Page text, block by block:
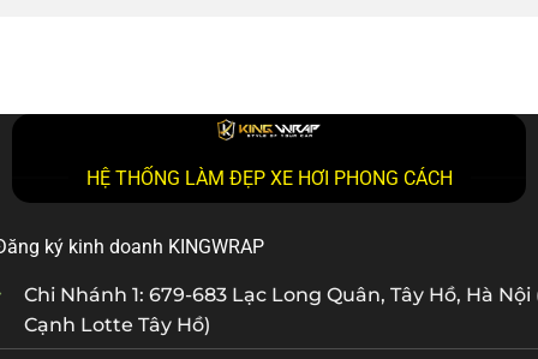
HỆ THỐNG LÀM ĐẸP XE HƠI PHONG CÁCH
ký kinh doanh KINGWRAP
Chi Nhánh 1: 679-683 Lạc Long Quân, Tây Hồ, Hà Nội
Cạnh Lotte Tây Hồ)